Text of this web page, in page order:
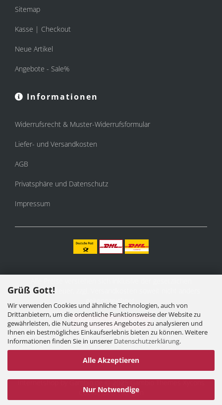
Grüß Gott!
Wir verwenden Cookies und ähnliche Technologien, auch von
Drittanbietern, um die ordentliche Funktionsweise der Website zu
gewährleisten, die Nutzung unseres Angebotes zu analysieren und
Ihnen ein bestmögliches Einkaufserlebnis bieten zu können. Weitere
Informationen finden Sie in unserer Datenschutzerklärung.
Alle Akzeptieren
Nur Notwendige
Sitemap
Kasse | Checkout
Neue Artikel
Angebote - Sale%
Informationen
Widerrufsrecht & Muster-Widerrufsformular
Liefer- und Versandkosten
AGB
Privatsphäre und Datenschutz
Impressum
Mehrwertsteuer, zzgl.
gekennzeichnet.
Vertrag widerrufen
Internetshopby Gambio.de © 2025 Gambio ThemesXycons
Cookie Einstellungen